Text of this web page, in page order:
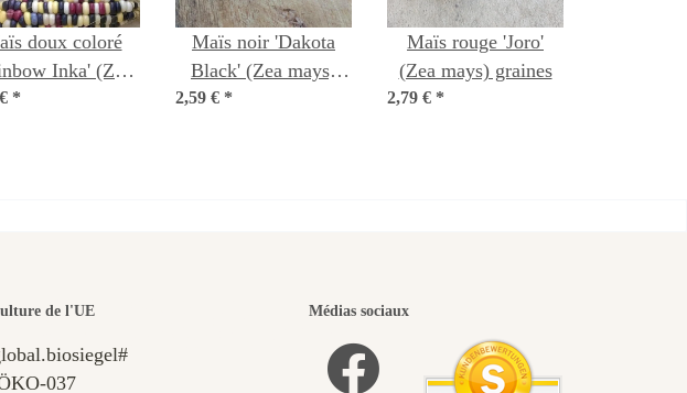
doux coloré
Inka' (Zea
biologique
*
Maïs noir 'Dakota
Black' (Zea mays)
2,59 € *
Maïs rouge 'Joro'
(Zea mays) graines
2,79 € *
beaux
de l'UE Médias sociaux